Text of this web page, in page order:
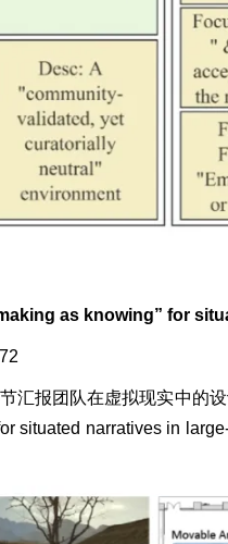
as knowing” for
汇报团队在虚拟现实中的
situated narratives in